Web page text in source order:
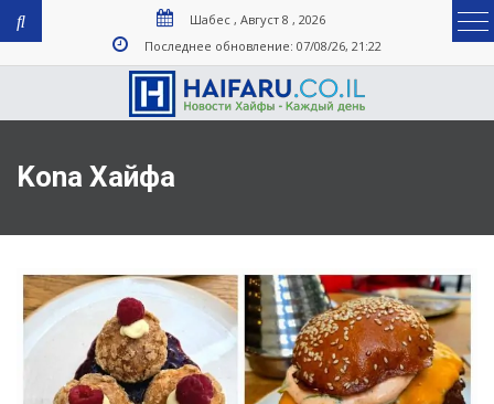
Шабес , Август 8 , 2026
Последнее обновление: 07/08/26, 21:22
Kona Хайфа